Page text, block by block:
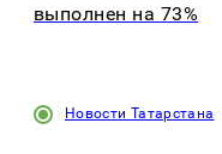
выполнен на 73%
Новости Татарстана